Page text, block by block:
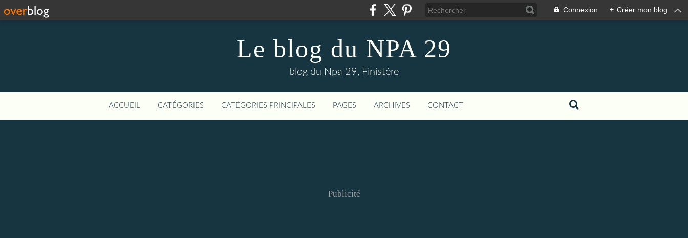
Connexion + Créer mon blog
Le blog du NPA 29
blog du Npa 29, Finistère
ACCUEIL CATÉGORIES CATÉGORIES PRINCIPALES PAGES ARCHIVES CONTACT
Publicité